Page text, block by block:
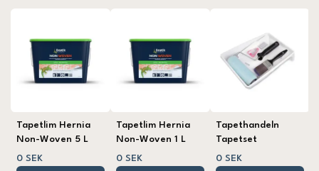
Tapetlim Hernia
Non-Woven 5 L
0 SEK
Tapetlim Hernia
Non-Woven 1 L
0 SEK
Tapethandeln
Tapetset
0 SEK